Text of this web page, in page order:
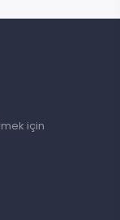
için